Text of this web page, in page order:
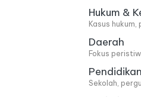
Hukum &
Kasus
Daerah
Fokus
Pendidikan
Sekolah,